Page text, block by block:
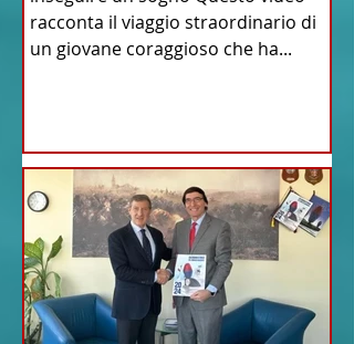
racconta il viaggio straordinario di
un giovane coraggioso che ha...